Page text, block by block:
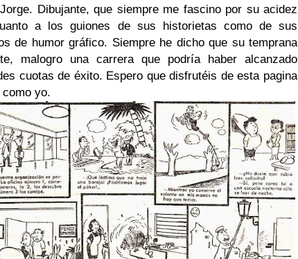
Dibujante, que siempre me fascino por su acidez
a los guiones de sus historietas como de sus
de humor gráfico. Siempre he dicho que su temprana
malogro una carrera que podría haber alcanzado
cuotas de éxito. Espero que disfrutéis de esta pagina
como yo.